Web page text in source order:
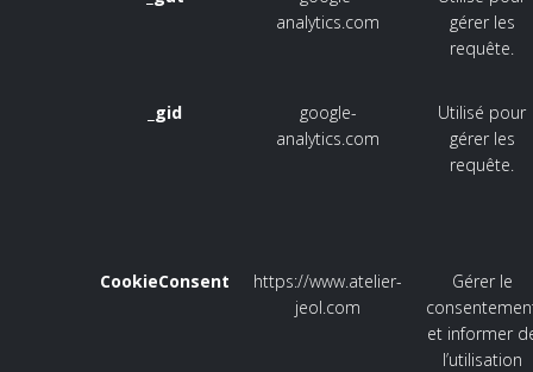
analytics.com
gérer les
requête.
_gid
google-
analytics.com
Utilisé pour
gérer les
requête.
CookieConsent
https://www.atelier-
jeol.com
Gérer le
et informer
l’utilisation